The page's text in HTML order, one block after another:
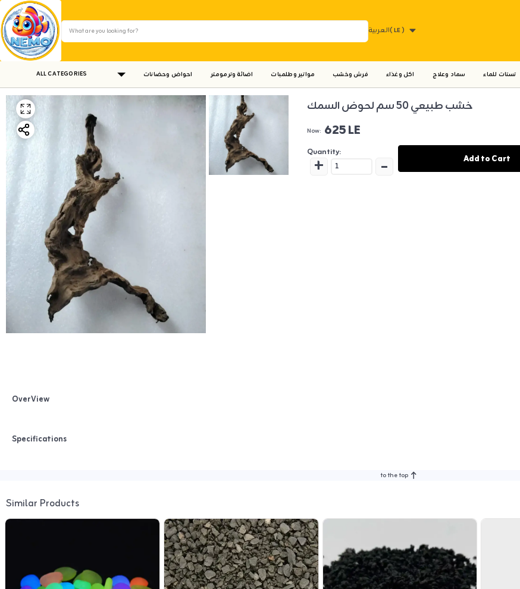
العربية( LE )
ALL CATEGORIES احواض وحضانات اضائة وترمومتر مواتير وطلمبات فرش وخشب اكل وغذاء سماد وعلاج تستات للماء
خشب طبيعي 50 سم لحوض السمك
Now: 625 LE
Quantity:
+ - Add to Cart
OverView
Specifications
to the top
Similar Products